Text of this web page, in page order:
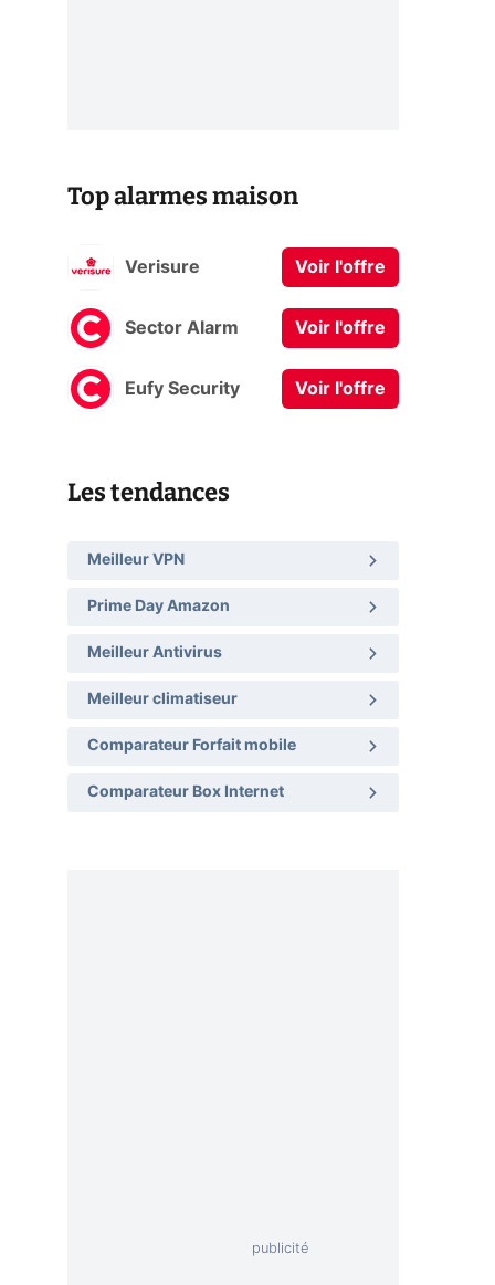
Top alarmes maison
Verisure Voir l'offre
Sector Alarm Voir l'offre
Eufy Security Voir l'offre
Les tendances
Meilleur VPN
Prime Day Amazon
Meilleur Antivirus
Meilleur climatiseur
Comparateur Forfait mobile
Comparateur Box Internet